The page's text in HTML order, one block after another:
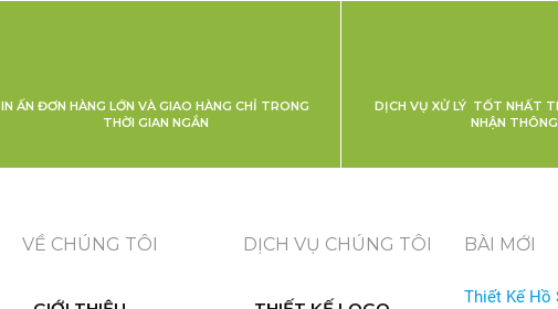
IN ẤN ĐƠN HÀNG LỚN VÀ GIAO HÀNG CHỈ TRONG
THỜI GIAN NGẮN
DỊCH VỤ XỬ LÝ TỐT NHẤT
NHẬN
VỀ CHÚNG TÔI DỊCH VỤ CHÚNG TÔI BÀI MỚI
Thiết Kế Hồ